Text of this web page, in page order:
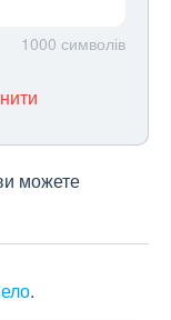
1000 символів
можете
.